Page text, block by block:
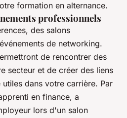
formation en alternance.
professionnels
des salons
de networking.
de rencontrer des
secteur et de créer des liens
dans votre carrière. Par
en finance, a
lors d'un salon